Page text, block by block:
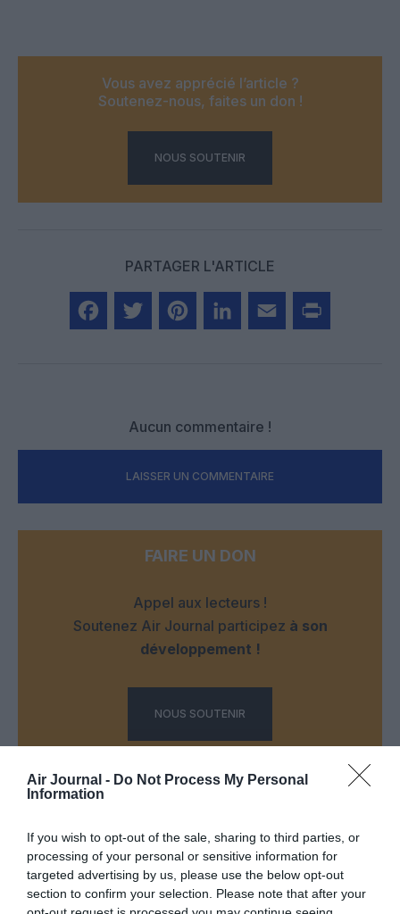
Air Journal - Do Not Process My Personal
Information
If you wish to opt-out of the sale, sharing to third parties, or
processing of your personal or sensitive information for
targeted advertising by us, please use the below opt-out
section to confirm your selection. Please note that after your
Vous avez apprécié l’article ?
Soutenez-nous, faites un don !
NOUS SOUTENIR
PARTAGER L'ARTICLE
Aucun commentaire !
LAISSER UN COMMENTAIRE
FAIRE UN DON
Appel aux lecteurs !
Soutenez Air Journal participez à son
développement !
NOUS SOUTENIR
DERNIERS COMMENTAIRES